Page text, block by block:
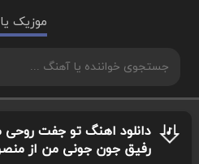
موزیک
دانلود اهنگ تو جفت روحی
رفیق جون جونی من از